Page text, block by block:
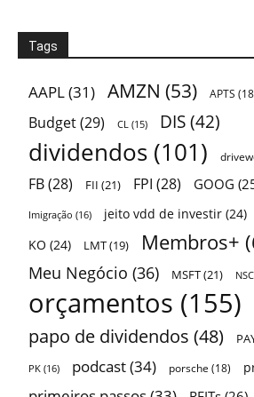
Tags
AAPL(31) AMZN (53) APTS
Budget(29) CL (15) DIS (42)
dividendos (101)
FB(28) FII (21) FPI (28) GOOG
Imigração (16) jeito vdd de investir (24)
KO (24) LMT(19) Membros+
Meu Negócio (36) MSFT(21) NSC
orçamentos (155)
papo de dividendos (48)
PK (16) podcast(34) porsche (18)